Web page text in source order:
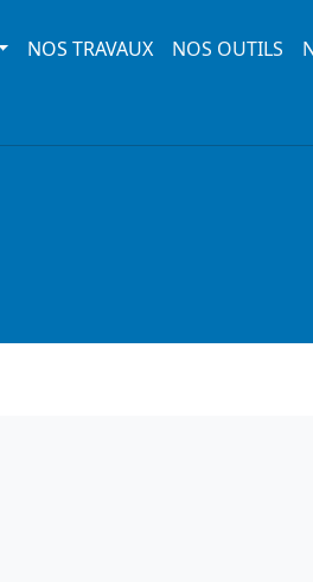
NOS TRAVAUX NOS OUTILS